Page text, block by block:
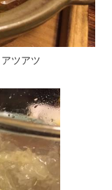
ツアツ